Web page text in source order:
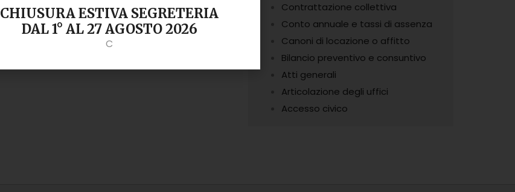
Contrattazione collettiva
Conto annuale e tassi di assenza
Canoni di locazione o affitto
Bilancio preventivo e consuntivo
Atti generali
Articolazione degli uffici
Accesso civico
CHIUSURA ESTIVA SEGRETERIA
DAL 1° AL 27 AGOSTO 2026
C